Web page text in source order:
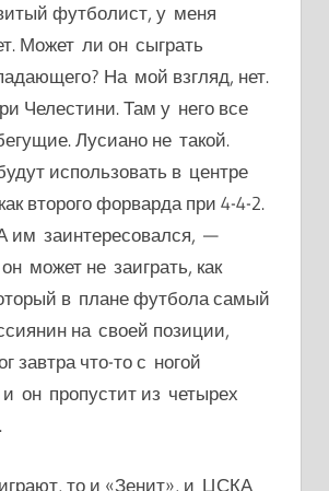
футболист, у меня
Может ли он сыграть
На мой взгляд, нет.
Челестини. Там у него все
Лусиано не такой.
использовать в центре
второго форварда при 4-4-2.
им заинтересовался, —
может не заиграть, как
в плане футбола самый
на своей позиции,
завтра что-то с ногой
он пропустит из четырех
то и «Зенит», и ЦСКА